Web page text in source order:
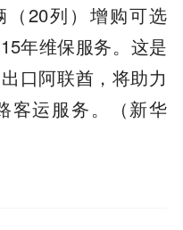
（20列）增购可选
年维保服务。这是
口阿联酋，将助力
客运服务。（新华